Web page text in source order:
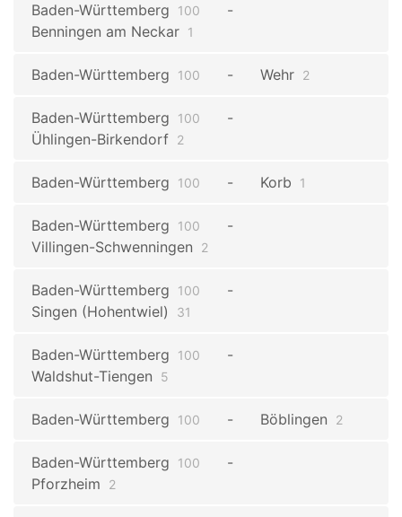
Baden-Württemberg 100
Benningen am Neckar 1
Baden-Württemberg 100 Wehr 2
Baden-Württemberg 100
Ühlingen-Birkendorf 2
Baden-Württemberg 100 Korb 1
Baden-Württemberg 100
Villingen-Schwenningen 2
Baden-Württemberg 100
Singen (Hohentwiel) 31
Baden-Württemberg 100
Waldshut-Tiengen 5
Baden-Württemberg 100 Böblingen 2
Baden-Württemberg 100
Pforzheim 2